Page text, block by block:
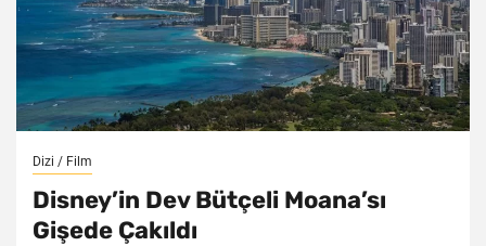
Dizi / Film
Disney’in Dev Bütçeli Moana’sı
Gişede Çakıldı